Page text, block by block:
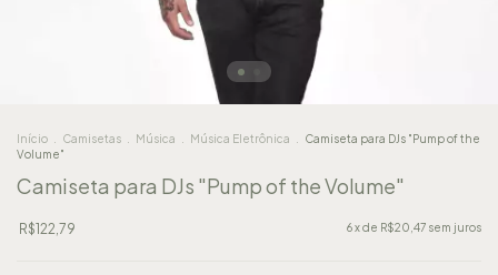
Início Camisetas Música Música Eletrônica
Camiseta para DJs "Pump of the
Volume"
Camiseta para DJs "Pump of the Volume"
R$122,79 6x de R$20,47 sem juros